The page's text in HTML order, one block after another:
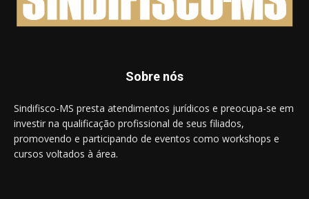
Sobre nós
Sindifisco-MS presta atendimentos jurídicos e preocupa-se em
investir na qualificação profissional de seus filiados,
promovendo e participando de eventos como workshops e
cursos voltados à área.